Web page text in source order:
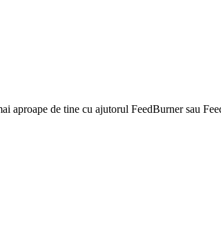
aproape de tine cu ajutorul FeedBurner sau